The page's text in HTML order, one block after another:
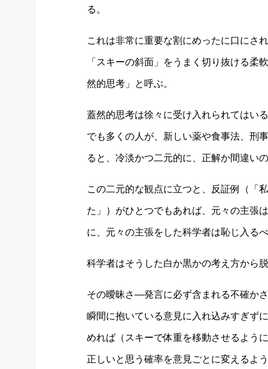
る。
これは非常に重要な割にめったに口にさ
「スキーの斜面」をうまく切り抜ける柔
然的思考」と呼ぶ。
蓋然的思考は徐々に受け入れられてはい
でも多くの人が、新しい薬や食事法、刑
ると、冷淡かつ二元的に、正解か間違い
この二元的な観点に立つと、反証例（「
た」）がひとつでもあれば、元々の主張
に、元々の主張をした科学者は恥じ入る
科学者はそうした白か黒かの考え方から
その曖昧さ―発言に必ず含まれる不確か
瞬間に抱いている意見に入れ込みすぎず
めれば（スキーで体重を移動させるよう
正しいと思う確率を意見ごとに変えるよ